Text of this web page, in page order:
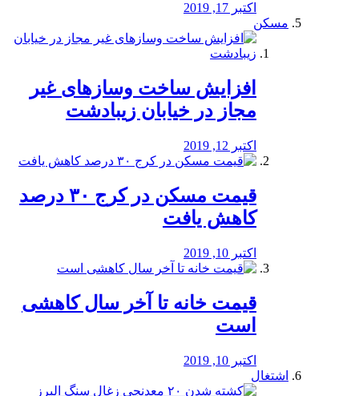
اکتبر 17, 2019
مسکن
افزایش ساخت وسازهای غیر
مجاز در خیابان زیبادشت
اکتبر 12, 2019
️قیمت مسکن در کرج ۳۰ درصد
کاهش یافت
اکتبر 10, 2019
قیمت خانه تا آخر سال کاهشی
است
اکتبر 10, 2019
اشتغال